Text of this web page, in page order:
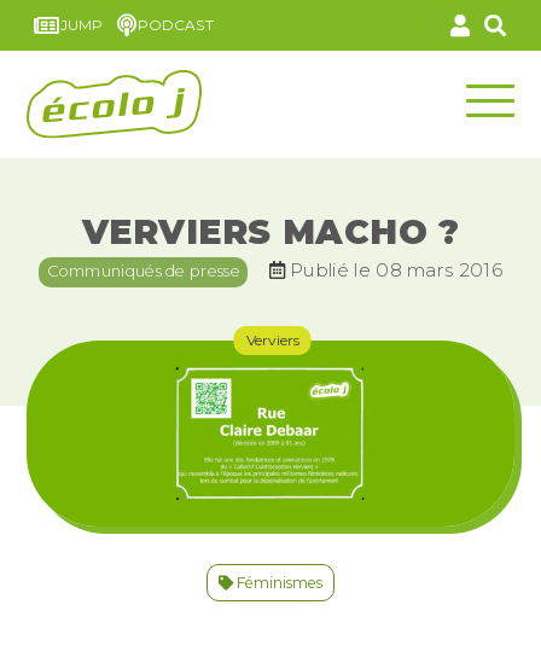
JUMP PODCAST
VERVIERS MACHO ?
Communiqués de presse Publié le 08 mars 2016
Verviers
Féminismes